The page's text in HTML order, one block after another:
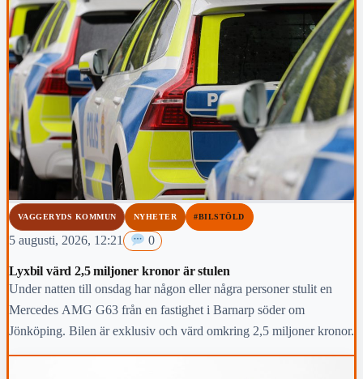
VAGGERYDS KOMMUN NYHETER #BILSTÖLD
5 augusti, 2026, 12:21 0
Lyxbil värd 2,5 miljoner kronor är stulen
Under natten till onsdag har någon eller några personer stulit en
Mercedes AMG G63 från en fastighet i Barnarp söder om
Jönköping. Bilen är exklusiv och värd omkring 2,5 miljoner kronor.